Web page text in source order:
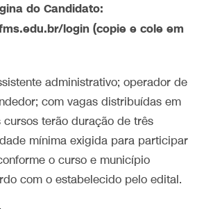
do Candidato:
login (copie e cole em
administrativo; operador de
com vagas distribuídas em
cursos terão duração de três
mínima exigida para participar
o curso e município
com o estabelecido pelo edital.